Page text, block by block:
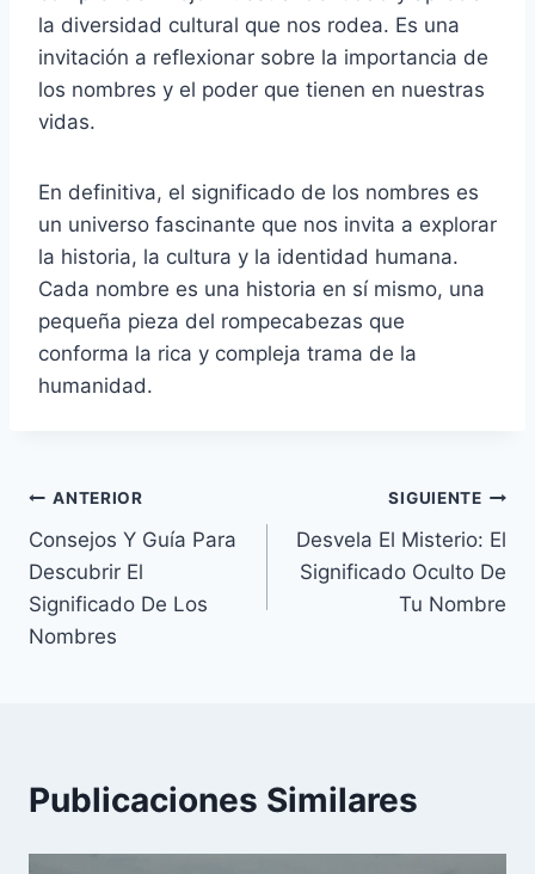
la diversidad cultural que nos rodea. Es una
invitación a reflexionar sobre la importancia de
los nombres y el poder que tienen en nuestras
vidas.
En definitiva, el significado de los nombres es
un universo fascinante que nos invita a explorar
la historia, la cultura y la identidad humana.
Cada nombre es una historia en sí mismo, una
pequeña pieza del rompecabezas que
conforma la rica y compleja trama de la
humanidad.
Navegación
de
entradas
ANTERIOR
Consejos Y Guía Para
Descubrir El
Significado De Los
Nombres
SIGUIENTE
Desvela El Misterio: El
Significado Oculto De
Tu Nombre
Publicaciones Similares